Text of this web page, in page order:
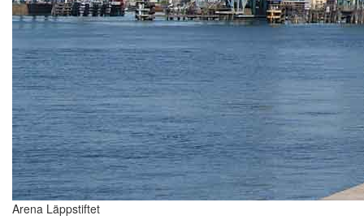
Arena Läppstiftet